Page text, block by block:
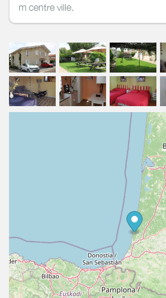
m centre ville.